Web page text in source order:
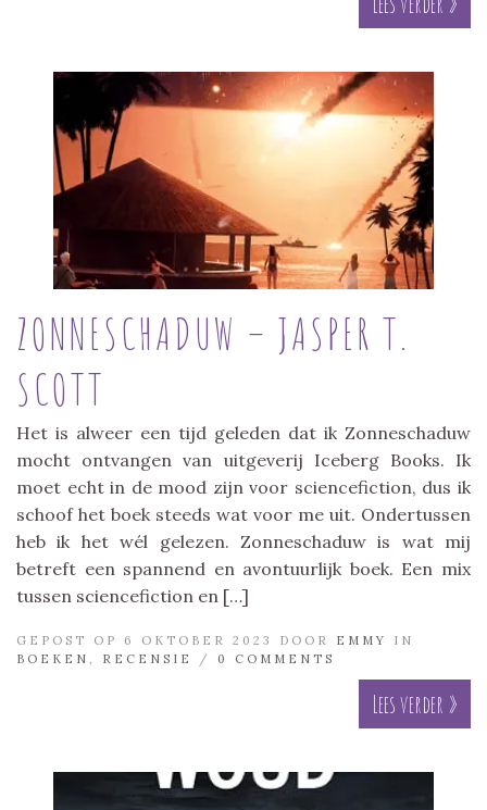
ZONNESCHADUW – JASPER T.
SCOTT
Het is alweer een tijd geleden dat ik Zonneschaduw
mocht ontvangen van uitgeverij Iceberg Books. Ik
moet echt in de mood zijn voor sciencefiction, dus ik
schoof het boek steeds wat voor me uit. Ondertussen
heb ik het wél gelezen. Zonneschaduw is wat mij
betreft een spannend en avontuurlijk boek. Een mix
tussen sciencefiction en […]
GEPOST OP 6 OKTOBER 2023 DOOR EMMY
IN
BOEKEN , RECENSIE / 0 COMMENTS
Lees verder »